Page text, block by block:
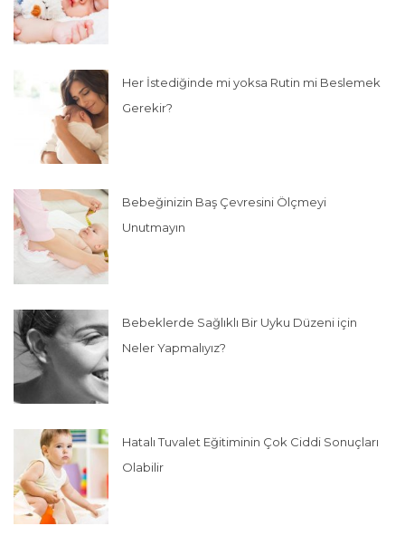
Her İstediğinde mi yoksa Rutin mi Beslemek
Gerekir?
Bebeğinizin Baş Çevresini Ölçmeyi
Unutmayın
Bebeklerde Sağlıklı Bir Uyku Düzeni için
Neler Yapmalıyız?
Hatalı Tuvalet Eğitiminin Çok Ciddi Sonuçları
Olabilir